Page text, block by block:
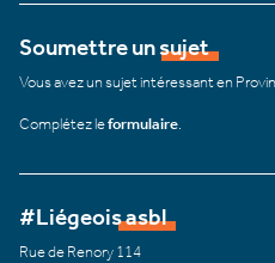
Soumettre un sujet
Vous avez un sujet intéressant en
Complétez leformulaire
#Liégeois asbl
Rue de Renory 114